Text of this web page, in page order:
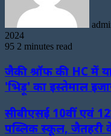
2024
95 2 minutes read
जैकी श्रॉफ की HC में
'भिड़ू' का इस्तेमाल
सीबीएसई 10वीं एवं
पब्लिक स्कूल, जैतहरी के